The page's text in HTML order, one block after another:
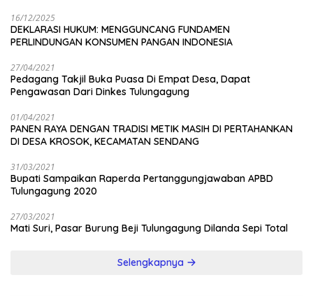
16/12/2025
DEKLARASI HUKUM: MENGGUNCANG FUNDAMEN
PERLINDUNGAN KONSUMEN PANGAN INDONESIA
27/04/2021
Pedagang Takjil Buka Puasa Di Empat Desa, Dapat
Pengawasan Dari Dinkes Tulungagung
01/04/2021
PANEN RAYA DENGAN TRADISI METIK MASIH DI PERTAHANKAN
DI DESA KROSOK, KECAMATAN SENDANG
31/03/2021
Bupati Sampaikan Raperda Pertanggungjawaban APBD
Tulungagung 2020
27/03/2021
Mati Suri, Pasar Burung Beji Tulungagung Dilanda Sepi Total
Selengkapnya